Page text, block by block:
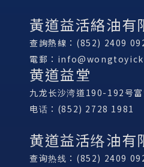
黃道益活絡油有
查詢熱線：(852) 2409
電郵：
黄道益堂
九龙长沙湾道190-192号
电话：(852) 2728 1981
黄道益活络油有
查询热线：(852) 2409